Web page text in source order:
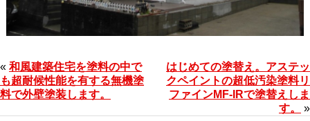
« 和風建築住宅を塗料の中で
も超耐候性能を有する無機塗
料で外壁塗装します。
はじめての塗替え。アステッ
クペイントの超低汚染塗料リ
ファインMF-IRで塗替えしま
す。
»